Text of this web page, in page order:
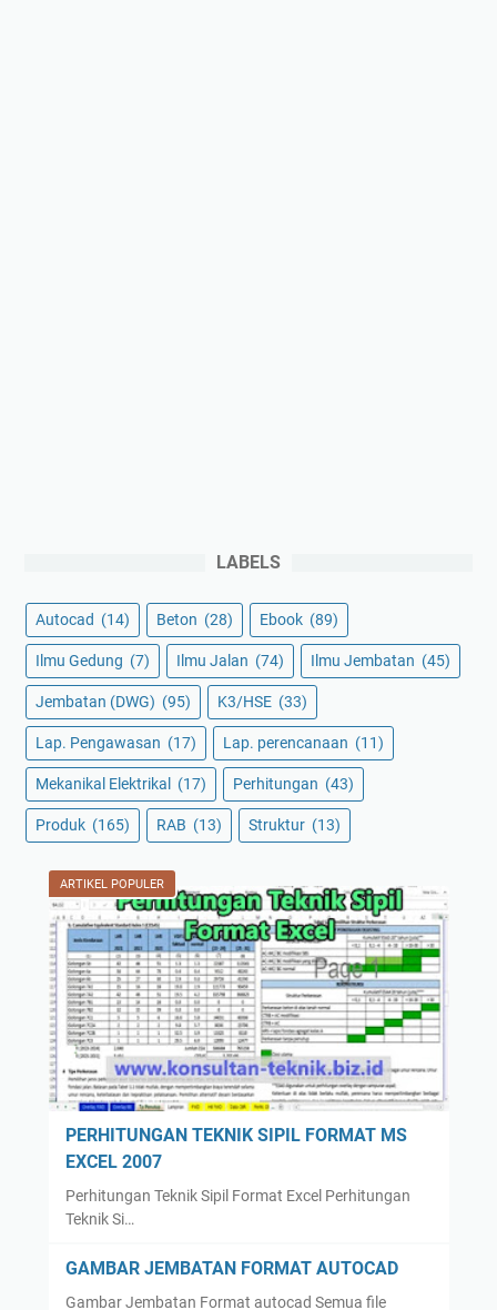
LABELS
Autocad (14) Beton (28) Ebook (89)
Ilmu Gedung (7) Ilmu Jalan (74) Ilmu Jembatan (45)
Jembatan (DWG) (95) K3/HSE (33)
Lap. Pengawasan (17) Lap. perencanaan (11)
Mekanikal Elektrikal (17) Perhitungan (43)
Produk (165) RAB (13) Struktur (13)
ARTIKEL POPULER
PERHITUNGAN TEKNIK SIPIL FORMAT MS
EXCEL 2007
Perhitungan Teknik Sipil Format Excel Perhitungan
Teknik Si…
GAMBAR JEMBATAN FORMAT AUTOCAD
Gambar Jembatan Format autocad Semua file